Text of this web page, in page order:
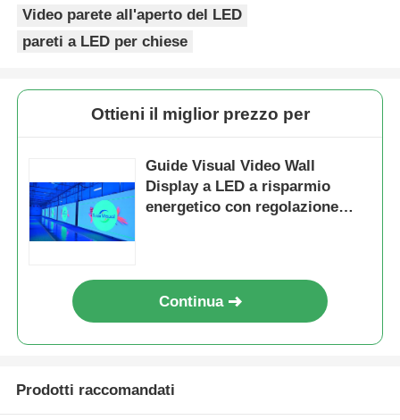
Video parete all'aperto del LED
pareti a LED per chiese
Ottieni il miglior prezzo per
Guide Visual Video Wall
Display a LED a risparmio
energetico con regolazione
Continua
Prodotti raccomandati